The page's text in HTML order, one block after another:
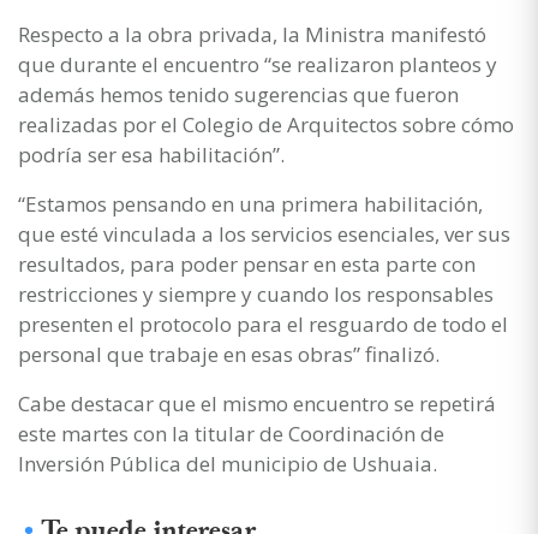
Respecto a la obra privada, la Ministra manifestó
que durante el encuentro “se realizaron planteos y
además hemos tenido sugerencias que fueron
realizadas por el Colegio de Arquitectos sobre cómo
podría ser esa habilitación”.
“Estamos pensando en una primera habilitación,
que esté vinculada a los servicios esenciales, ver sus
resultados, para poder pensar en esta parte con
restricciones y siempre y cuando los responsables
presenten el protocolo para el resguardo de todo el
personal que trabaje en esas obras” finalizó.
Cabe destacar que el mismo encuentro se repetirá
este martes con la titular de Coordinación de
Inversión Pública del municipio de Ushuaia.